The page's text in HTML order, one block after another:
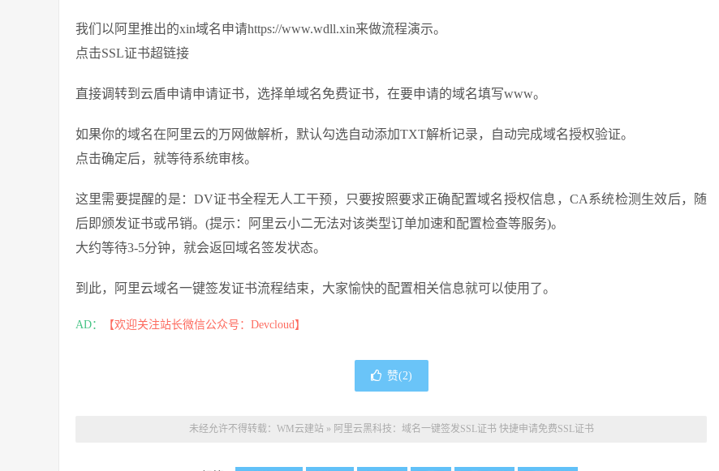
我们以阿里推出的xin域名申请https://www.wdll.xin来做流程演示。
点击SSL证书超链接
直接调转到云盾申请申请证书，选择单域名免费证书，在要申请的域名填写www。
如果你的域名在阿里云的万网做解析，默认勾选自动添加TXT解析记录，自动完成域名授权验证。
点击确定后，就等待系统审核。
这里需要提醒的是：DV证书全程无人工干预，只要按照要求正确配置域名授权信息，CA系统检测生效后，随
后即颁发证书或吊销。(提示：阿里云小二无法对该类型订单加速和配置检查等服务)。
大约等待3-5分钟，就会返回域名签发状态。
到此，阿里云域名一键签发证书流程结束，大家愉快的配置相关信息就可以使用了。
AD： 【欢迎关注站长微信公众号：Devcloud】
赞(2)
未经允许不得转载： WM云建站» 阿里云黑科技：域名一键签发SSL证书 快捷申请免费SSL证书